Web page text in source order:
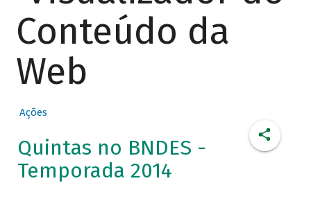
Conteúdo da
Web
Ações
Quintas no BNDES -
Temporada 2014